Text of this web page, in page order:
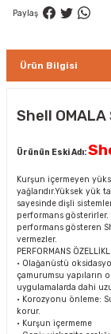
Paylaş
Ürün Bilgisi
Shell
Ürünün Eski Adı:
Kurşun içermeyen
yağlarıdır.Yüksek yük
sayesinde dişli
performans
performans gösteren
vermezler.
PERFORMANS
• Olağanüstü
çamurumsu yapıların
uygulamalarda dahi
• Korozyonu önleme:
korur.
• Kurşun içermeme